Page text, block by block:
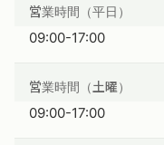
営業時間（平日）
09:00-17:00
営業時間（土曜）
09:00-17:00